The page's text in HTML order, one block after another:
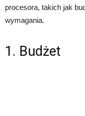
procesora, takich jak
wymagania.
1. Budżet